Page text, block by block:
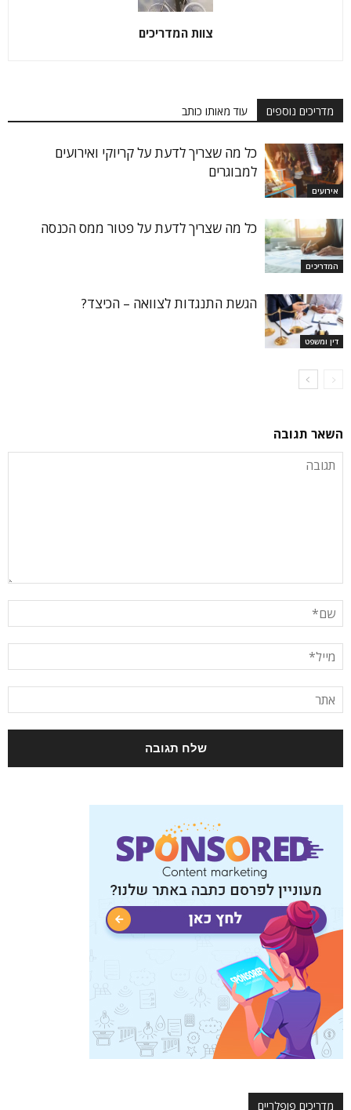
צוות המדריכים
מדריכים נוספים עוד מאותו כותב
אירועים
כל מה שצריך לדעת על קריוקי ואירועים
למבוגרים
המדריכים
כל מה שצריך לדעת על פטור ממס הכנסה
דין ומשפט
הגשת התנגדות לצוואה – הכיצד?
השאר תגובה
מדריכים פופלריים